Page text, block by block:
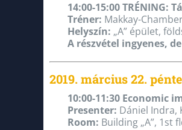
14:00-15:00 TRÉNING:
Tréner: Makkay-
Helyszín: „A” épület,
A részvétel ingyenes,
2019. március 22.
10:00-11:30 Economic
Presenter: Dániel Indra,
Room: Building „A”, 1st